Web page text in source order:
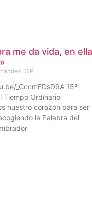
me da vida, en ella
O.P.
_CccmFDsD9A 15º
Tiempo Ordinario
nuestro corazón para ser
la Palabra del